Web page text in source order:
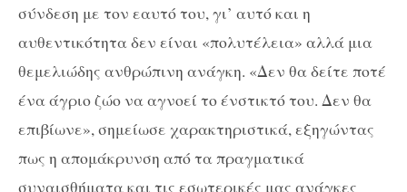
σύνδεση με τον εαυτό του, γι’ αυτό και η
αυθεντικότητα δεν είναι «πολυτέλεια» αλλά μια
θεμελιώδης ανθρώπινη ανάγκη. «Δεν θα δείτε ποτέ
ένα άγριο ζώο να αγνοεί το ένστικτό του. Δεν θα
επιβίωνε», σημείωσε χαρακτηριστικά, εξηγώντας
πως η απομάκρυνση από τα πραγματικά
συναισθήματα και τις εσωτερικές μας ανάγκες